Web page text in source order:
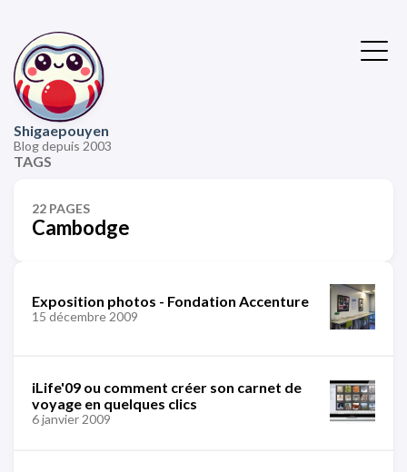
Shigaepouyen
Blog depuis 2003
TAGS
22 PAGES
Cambodge
Exposition photos - Fondation Accenture
15 décembre 2009
iLife'09 ou comment créer son carnet de
voyage en quelques clics
6 janvier 2009